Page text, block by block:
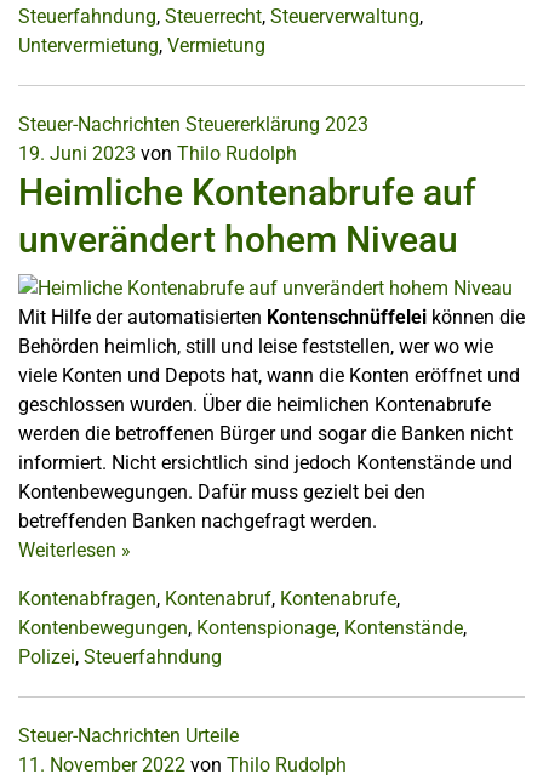
Steuerfahndung, Steuerrecht, Steuerverwaltung,
Untervermietung, Vermietung
Steuer-Nachrichten Steuererklärung 2023
19. Juni 2023 von Thilo Rudolph
Heimliche Kontenabrufe auf
unverändert hohem Niveau
Mit Hilfe der automatisierten Kontenschnüffelei können die
Behörden heimlich, still und leise feststellen, wer wo wie
viele Konten und Depots hat, wann die Konten eröffnet und
geschlossen wurden. Über die heimlichen Kontenabrufe
werden die betroffenen Bürger und sogar die Banken nicht
informiert. Nicht ersichtlich sind jedoch Kontenstände und
Kontenbewegungen. Dafür muss gezielt bei den
betreffenden Banken nachgefragt werden.
Weiterlesen »
Kontenabfragen, Kontenabruf, Kontenabrufe,
Kontenbewegungen, Kontenspionage, Kontenstände,
Polizei, Steuerfahndung
Steuer-Nachrichten Urteile
11. November 2022 von Thilo Rudolph